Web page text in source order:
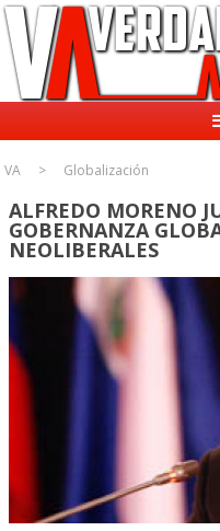
VA Globalización
ALFREDO MORENO
GOBERNANZA
NEOLIBERALES